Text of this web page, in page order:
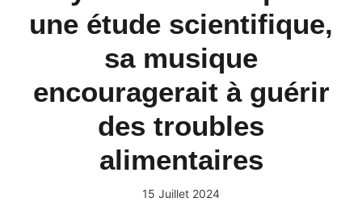
une étude scientifique,
sa musique
encouragerait à guérir
des troubles
alimentaires
15 Juillet 2024